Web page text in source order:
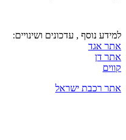
למידע נוסף , עדכונים ושינויים:
אתר אגד
אתר דן
קווים
אתר רכבת ישראל